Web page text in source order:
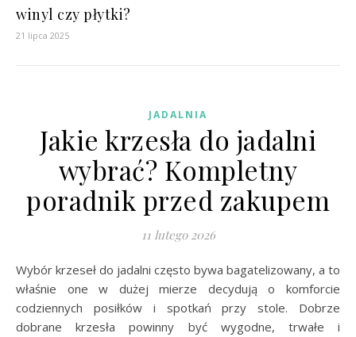
winyl czy płytki?
21 lipca 2025
JADALNIA
Jakie krzesła do jadalni
wybrać? Kompletny
poradnik przed zakupem
11 lutego 2026
Wybór krzeseł do jadalni często bywa bagatelizowany, a to
właśnie one w dużej mierze decydują o komforcie
codziennych posiłków i spotkań przy stole. Dobrze
dobrane krzesła powinny być wygodne, trwałe i